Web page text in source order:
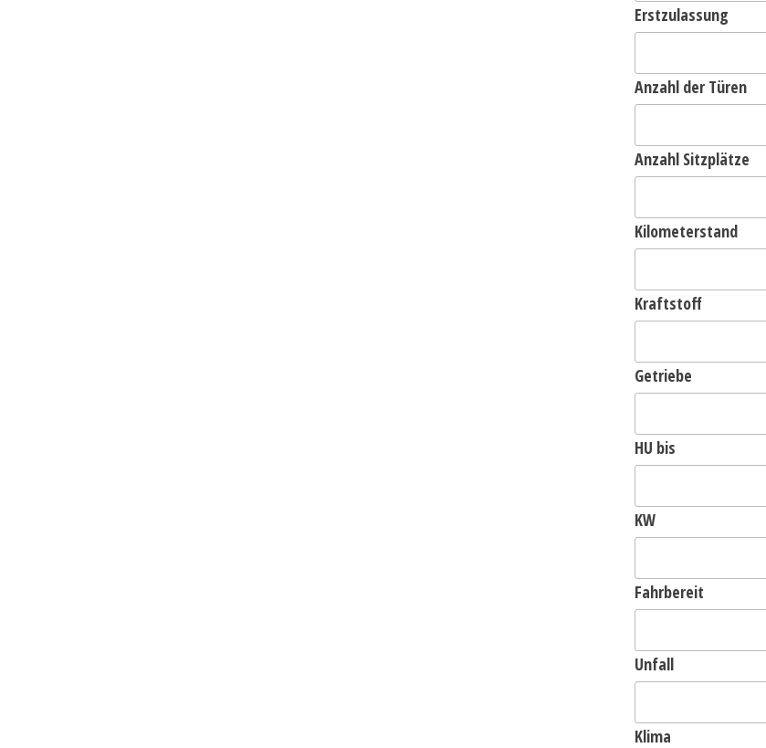
Erstzulassung
Anzahl der Türen
Anzahl Sitzplätze
Kilometerstand
Kraftstoff
Getriebe
HU bis
KW
Fahrbereit
Unfall
Klima